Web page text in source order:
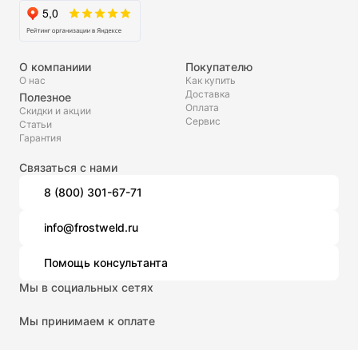
О компаниии
О нас
Полезное
Скидки и акции
Статьи
Гарантия
Покупателю
Как купить
Доставка
Оплата
Сервис
Связаться с нами
8 (800) 301-67-71
info@frostweld.ru
Помощь консультанта
Мы в социальных сетях
Мы принимаем к оплате